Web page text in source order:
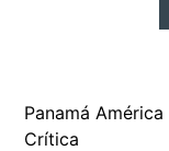
Panamá América
Crítica